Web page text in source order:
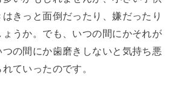
きっと面倒だったり、嫌だったり
ょうか。でも、いつの間にかそれが
の間にか歯磨きしないと気持ち悪
ていったのです。